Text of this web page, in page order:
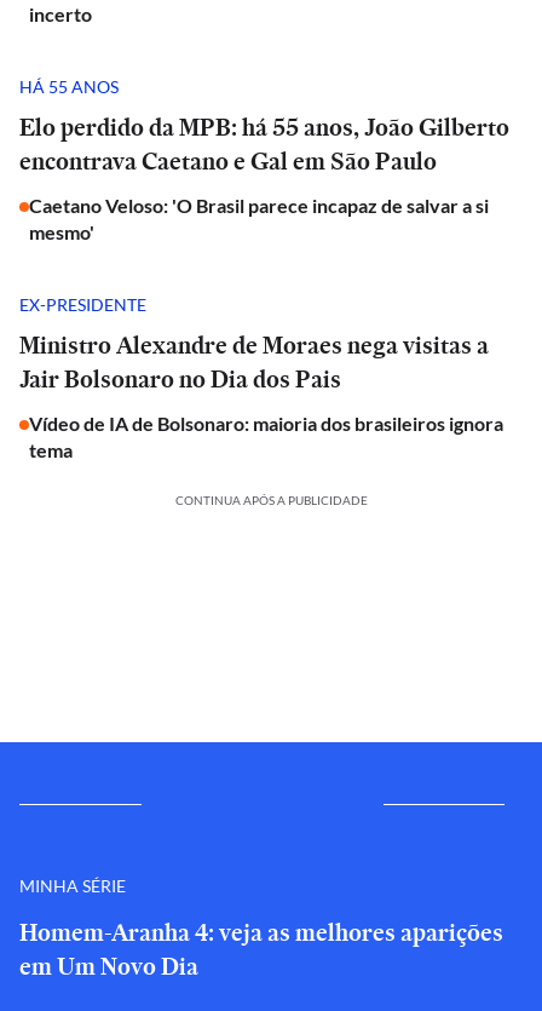
incerto
HÁ 55 ANOS
Elo perdido da MPB: há 55 anos, João Gilberto
encontrava Caetano e Gal em São Paulo
Caetano Veloso: 'O Brasil parece incapaz de salvar a si
mesmo'
EX-PRESIDENTE
Ministro Alexandre de Moraes nega visitas a
Jair Bolsonaro no Dia dos Pais
Vídeo de IA de Bolsonaro: maioria dos brasileiros ignora
tema
CONTINUA APÓS A PUBLICIDADE
MINHA SÉRIE
Homem-Aranha 4: veja as melhores aparições
em Um Novo Dia